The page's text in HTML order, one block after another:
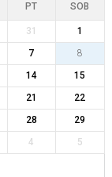
PT SOB
31
1
7
8
14
15
21
22
28
29
4 5